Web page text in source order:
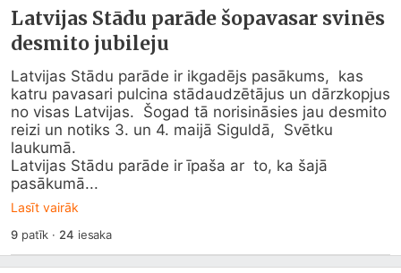
Latvijas Stādu parāde šopavasar svinēs
desmito jubileju
Latvijas Stādu parāde ir ikgadējs pasākums,  kas
katru pavasari pulcina stādaudzētājus un dārzkopjus
no visas Latvijas.  Šogad tā norisināsies jau desmito
reizi un notiks 3. un 4. maijā Siguldā,  Svētku
laukumā.
Latvijas Stādu parāde ir īpaša ar  to, ka šajā
pasākumā...
Lasīt vairāk
9patīk · 24 iesaka